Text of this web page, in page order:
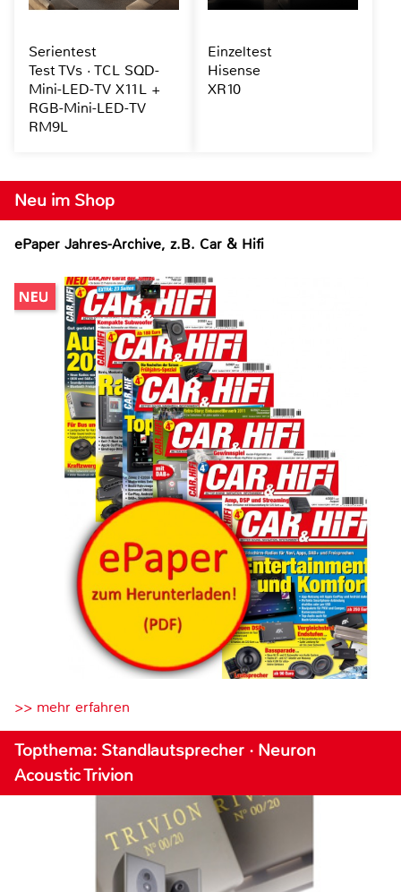
Neu im Shop
ePaper Jahres-Archive, z.B. Car & Hifi
>> mehr erfahren
Topthema: Standlautsprecher · Neuron
Acoustic Trivion
Serientest
Test TVs · TCL SQD-
Mini-LED-TV X11L +
RGB-Mini-LED-TV
RM9L
Einzeltest
Hisense
XR10